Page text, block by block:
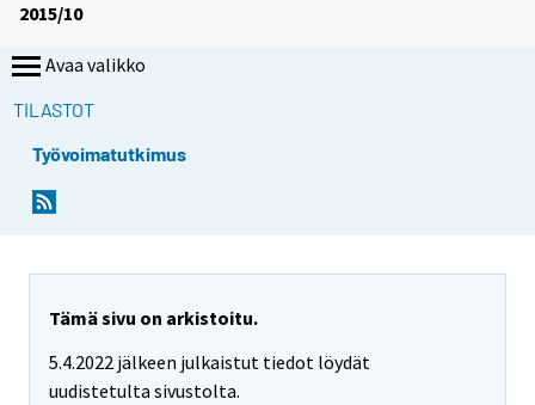
2015/10
Avaa valikko
TILASTOT
Työvoimatutkimus
Tämä sivu on arkistoitu.
5.4.2022 jälkeen julkaistut tiedot löydät
uudistetulta sivustolta.